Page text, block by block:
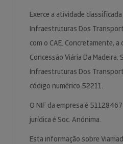
Exerce a atividade
Infraestruturas Dos
com o CAE. Concretamente,
Concessão Viária Da Madeira,
Infraestruturas Dos
código numérico 52211.
O NIF da empresa é
jurídica é Soc. Anónima.
Esta informação sobre